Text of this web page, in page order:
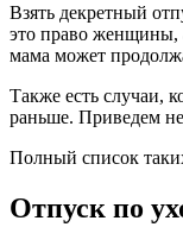
Взять декретный
это право женщины,
мама может
Также есть случаи,
раньше. Приведем
Полный список
Отпуск по